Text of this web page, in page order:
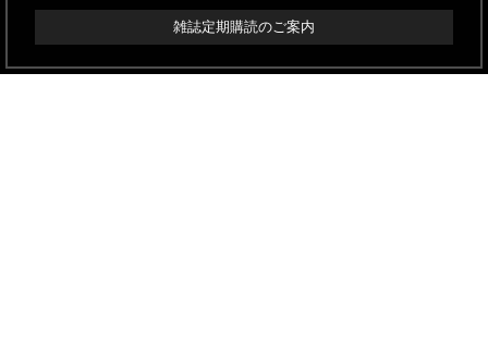
雑誌定期購読のご案内